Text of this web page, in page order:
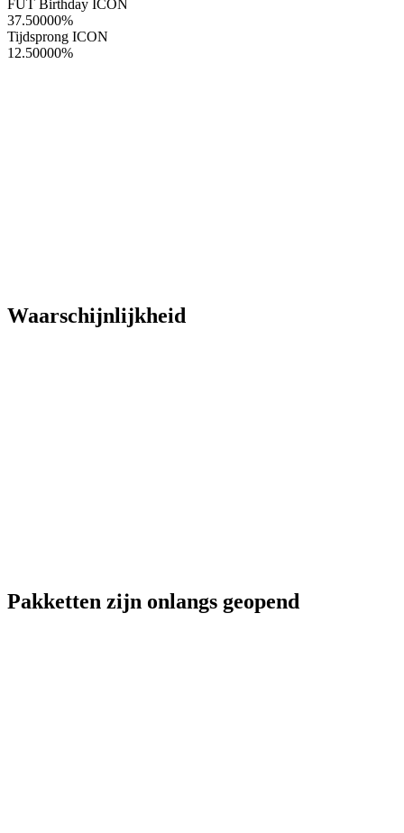
FUT Birthday ICON
37.50000%
Tijdsprong ICON
12.50000%
Waarschijnlijkheid
Pakketten zijn onlangs geopend